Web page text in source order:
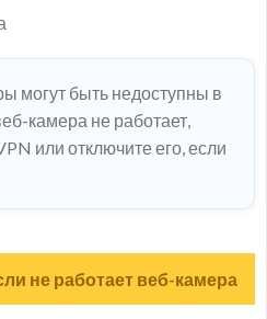
могут быть недоступны в
камера не работает,
или отключите его, если
не работает веб-камера